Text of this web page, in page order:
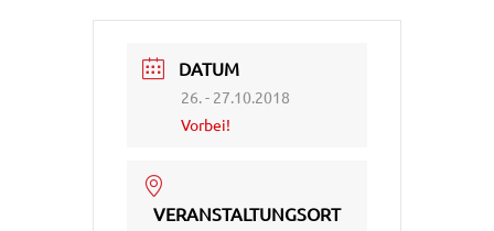
DATUM
26. - 27.10.2018
Vorbei!
VERANSTALTUNGSORT